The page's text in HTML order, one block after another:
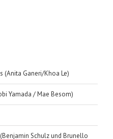
(Anita Ganeri/Khoa Le)
Yamada / Mae Besom)
Schulz und Brunello